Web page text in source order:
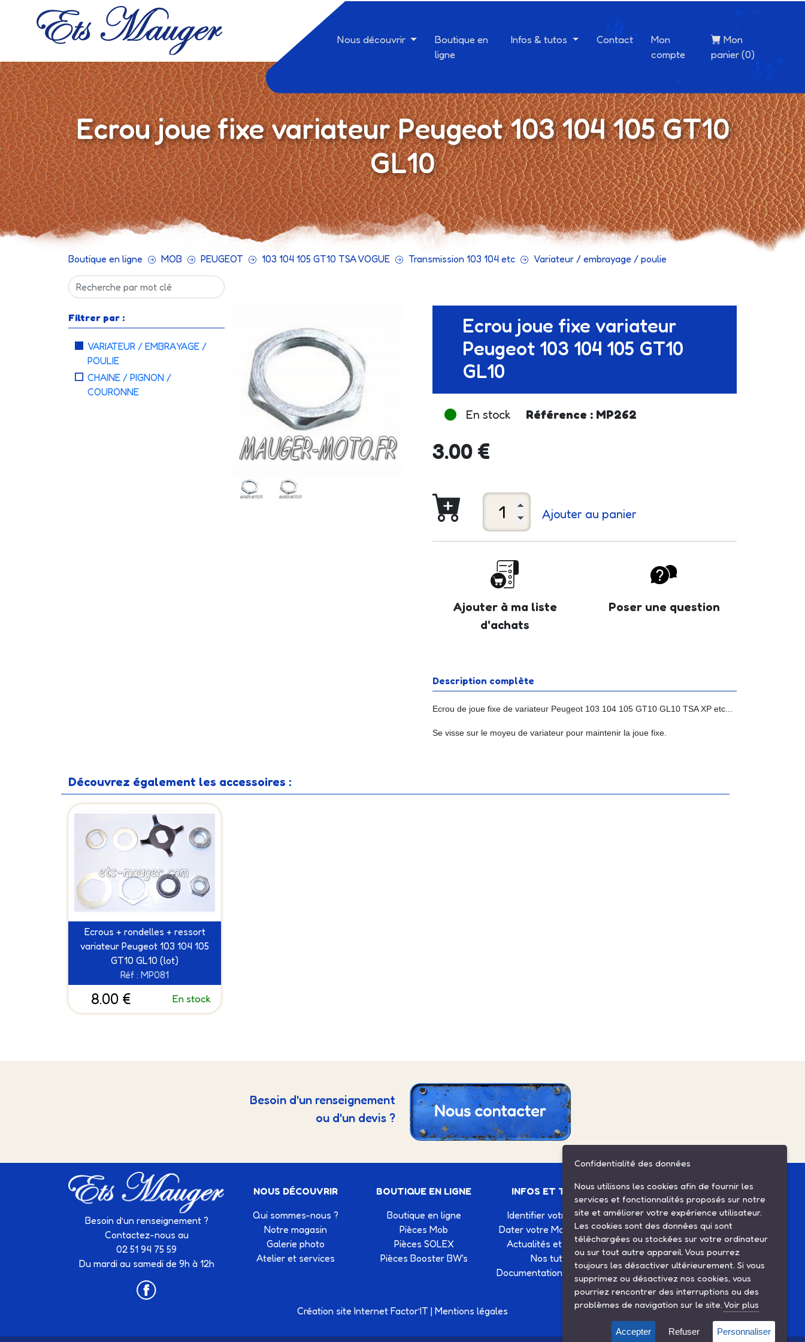
Nous découvrir
Boutique en
ligne
Infos & tutos Contact
Mon
compte
Mon
panier (0)
Ecrou joue fixe variateur Peugeot 103 104 105 GT10
GL10
Boutique en ligne MOB PEUGEOT 103 104 105 GT10 TSA VOGUE Transmission 103 104 etc Variateur / embrayage / poulie
Filtrer par :
VARIATEUR / EMBRAYAGE /
POULIE
CHAINE / PIGNON /
COURONNE
Ecrou joue fixe variateur
Peugeot 103 104 105 GT10
GL10
En stock Référence : MP262
3.00 €
Ajouter au panier
Ajouter à ma liste
d'achats
Poser une question
Description complète
Ecrou de joue fixe de variateur Peugeot 103 104 105 GT10 GL10 TSA XP etc...
Se visse sur le moyeu de variateur pour maintenir la joue fixe.
Découvrez également les accessoires :
Ecrous + rondelles + ressort
variateur Peugeot 103 104 105
GT10 GL10 (lot)
Réf : MP081
8.00 € En stock
Besoin d'un renseignement
ou d'un devis ?
Besoin d’un renseignement ?
Contactez-nous au
02 51 94 75 59
Du mardi au samedi de 9h à 12h
NOUS DÉCOUVRIR
Qui sommes-nous ?
Notre magasin
Galerie photo
Atelier et services
BOUTIQUE EN LIGNE
Boutique en ligne
Pièces Mob
Pièces SOLEX
Pièces Booster BW's
INFOS ET TUTOS
Identifier votre Solex
Dater votre Motobécane
Actualités et agenda
Nos tutos
Documentation technique
ESPACE CLIENT
Mes commandes
Mes informations
Mes listes d'achats
Conditions générales de
Contactez-nous
Création site Internet Factor’IT | Mentions légales
Confidentialité des données
Nous utilisons les cookies afin de fournir les
services et fonctionnalités proposés sur notre
site et améliorer votre expérience utilisateur.
Les cookies sont des données qui sont
téléchargées ou stockées sur votre ordinateur
ou sur tout autre appareil. Vous pourrez
toujours les désactiver ultérieurement. Si vous
supprimez ou désactivez nos cookies, vous
pourriez rencontrer des interruptions ou des
problèmes de navigation sur le site. Voir plus
Accepter Refuser Personnaliser